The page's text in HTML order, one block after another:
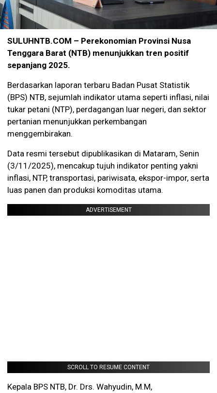
SULUHNTB.COM – Perekonomian Provinsi Nusa
Tenggara Barat (NTB) menunjukkan tren positif
sepanjang 2025.
Berdasarkan laporan terbaru Badan Pusat Statistik
(BPS) NTB, sejumlah indikator utama seperti inflasi, nilai
tukar petani (NTP), perdagangan luar negeri, dan sektor
pertanian menunjukkan perkembangan
menggembirakan.
Data resmi tersebut dipublikasikan di Mataram, Senin
(3/11/2025), mencakup tujuh indikator penting yakni
inflasi, NTP, transportasi, pariwisata, ekspor-impor, serta
luas panen dan produksi komoditas utama.
ADVERTISEMENT
SCROLL TO RESUME CONTENT
Kepala BPS NTB, Dr. Drs. Wahyudin, M.M,